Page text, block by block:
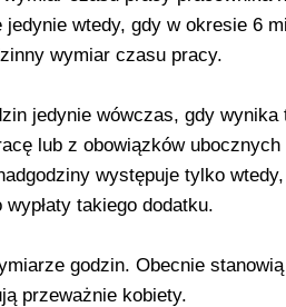
wtedy, gdy w okresie 6
wymiar czasu pracy.
jedynie wówczas, gdy wynika
lub z obowiązków
występuje tylko
takiego dodatku.
godzin. Obecnie
przeważnie kobiety.